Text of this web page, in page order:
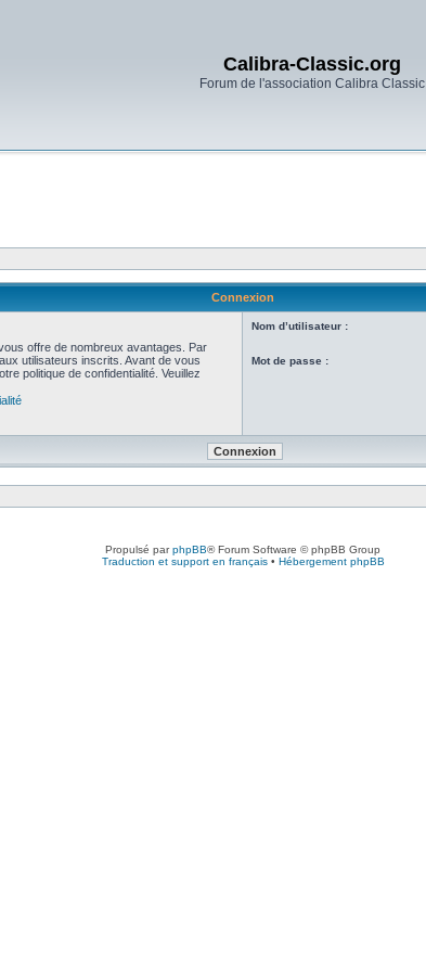
Calibra-Classic.org
Forum de l'association Calibra Classic
Connexion
offre de nombreux avantages. Par
utilisateurs inscrits. Avant de vous
politique de confidentialité. Veuillez
Nom d’utilisateur :
Mot de passe :
Propulsé parphpBB® Forum Software © phpBB Group
Traduction et support en français• Hébergement phpBB